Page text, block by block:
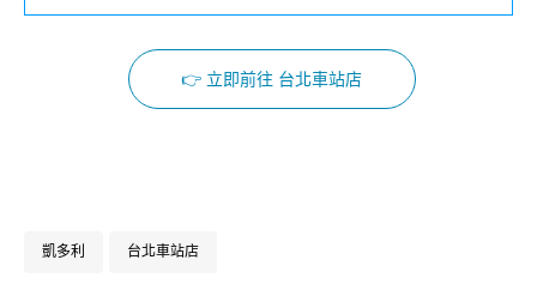
👉 立即前往 台北車站店
凱多利 台北車站店